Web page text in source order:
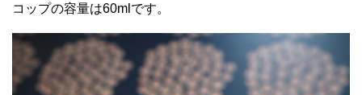
コップの容量は60mlです。